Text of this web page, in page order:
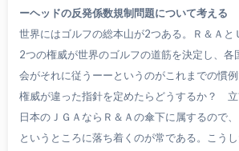
ーヘッドの反発係数規制問題について考える
世界にはゴルフの総本山が2つある。Ｒ＆Ａと
2つの権威が世界のゴルフの道筋を決定し、各
会がそれに従うーーというのがこれまでの慣
権威が違った指針を定めたらどうするか？
日本のＪＧＡならＲ＆Ａの傘下に属するので
というところに落ち着くのが常である。こう